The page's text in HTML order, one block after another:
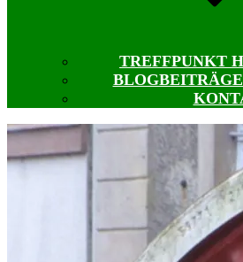
TREFFPUNKT